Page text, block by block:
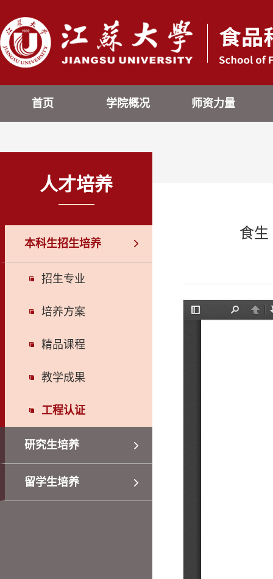
首页 学院概况 师资力量
人才培养
本科生招生培养
招生专业
培养方案
精品课程
教学成果
工程认证
研究生培养
留学生培养
食生